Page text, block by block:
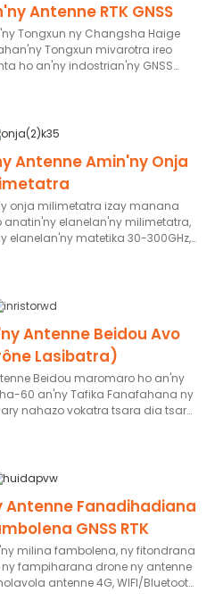
izahay.
Antenne RTK GNSS
Tongxun ny Changsha Haige
Tongxun mivarotra ireo
ho an'ny indostrian'ny GNSS
orinasa roa ireo.
Antenne Amin'ny Onja
onja milimetatra izay manana
elanelan'ny milimetatra,
elanelan'ny matetika 30-300GHz,
fifandraisana finday. Amin'ny
haingam-pandeha, ny
fahasalamana ara-pitsaboana,
ny onja milimetatra 5G dia
amin'ny 565 miliara dolara
faobe manerantany amin'ny
tombontsoa ara-tsosialy sy ara-
Antenne Beidou Avo
Lasibatra)
Beidou maromaro ho an'ny
60 an'ny Tafika Fanafahana ny
nahazo vokatra tsara dia tsara.
multi-frequency, fitaovana
jamming Beidou, Beidou sy ny
cryptographic miaramila
Afaka manahaka ny toetran'ny
fahatelo sy fahefatra izy io
avo lenta ho an'ny fiofanana
Fanadihadiana
GNSS RTK
milina fambolena, ny fitondrana
fampiharana drone ny antenne
antenne 4G, WIFI/Bluetooth